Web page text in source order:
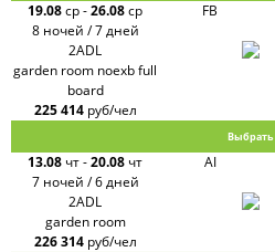
19.08ср-26.08ср
8 ночей / 7 дней
FB
2ADL
garden room noexb full
board
225 414 руб/чел
Выбрать
13.08 чт-20.08 чт
7 ночей / 6 дней
AI
2ADL
garden room
226 314 руб/чел